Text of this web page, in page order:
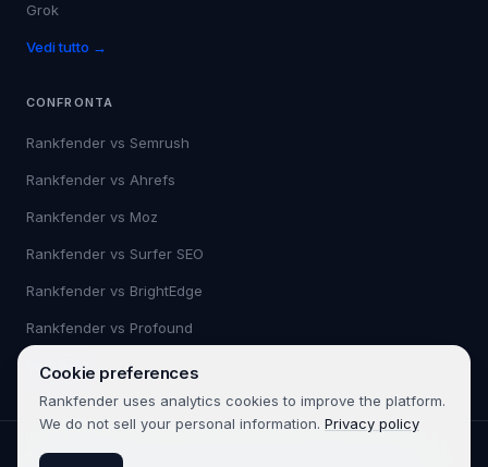
Grok
Vedi tutto →
CONFRONTA
Rankfender vs Semrush
Rankfender vs Ahrefs
Rankfender vs Moz
Rankfender vs Surfer SEO
Rankfender vs BrightEdge
Rankfender vs Profound
Vedi tutto →
©2026Rankfender.
Cookie preferences
Rankfender uses analytics cookies to improve the platform.
We do not sell your personal information. Privacy policy